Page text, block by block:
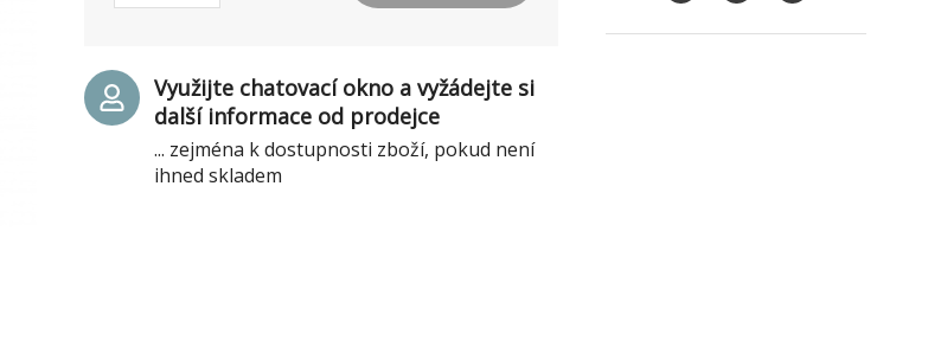
Využijte chatovací okno a vyžádejte si
další informace od prodejce
... zejména k dostupnosti zboží, pokud není
ihned skladem